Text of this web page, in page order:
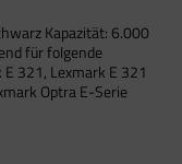
Kapazität: 6.000
für folgende
321, Lexmark E 321
Optra E-Serie